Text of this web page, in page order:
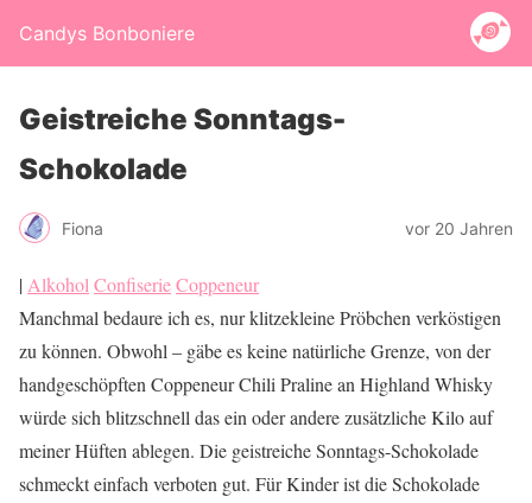
Candys Bonboniere
Geistreiche Sonntags-
Schokolade
Fiona vor 20 Jahren
| Alkohol ConfiserieCoppeneur
Manchmal bedaure ich es, nur klitzekleine Pröbchen verköstigen
zu können. Obwohl – gäbe es keine natürliche Grenze, von der
handgeschöpften Coppeneur Chili Praline an Highland Whisky
würde sich blitzschnell das ein oder andere zusätzliche Kilo auf
meiner Hüften ablegen. Die geistreiche Sonntags-Schokolade
schmeckt einfach verboten gut. Für Kinder ist die Schokolade